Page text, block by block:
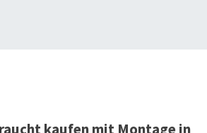
kaufen mit Montage in